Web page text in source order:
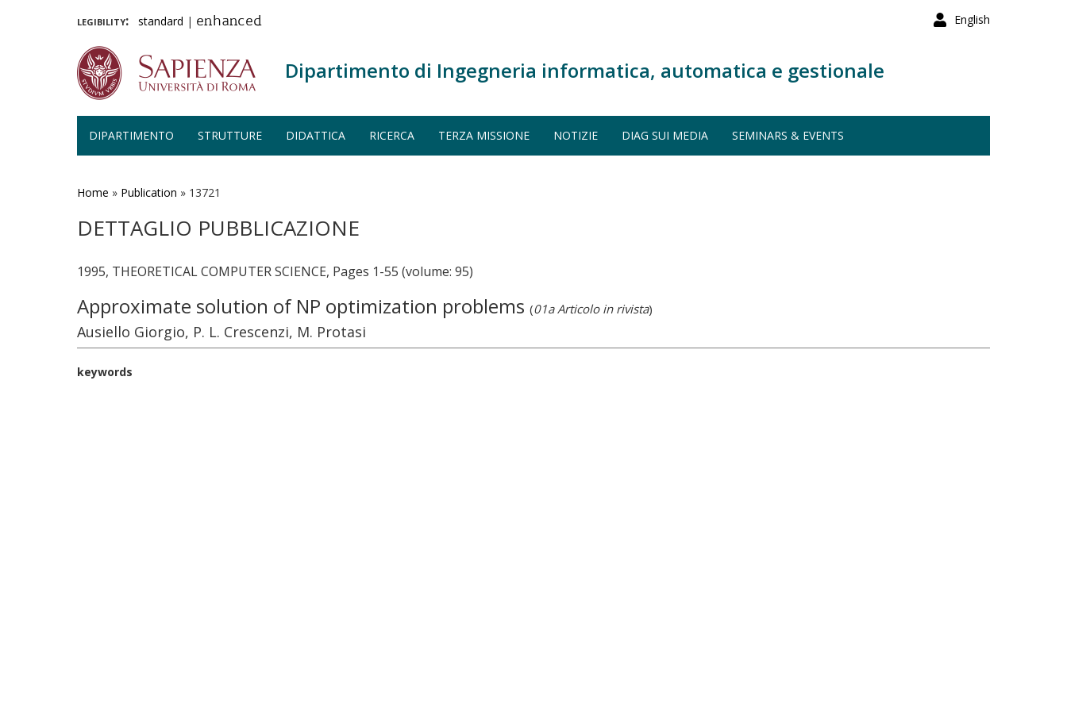
English
legibility: standard | enhanced
Dipartimento di Ingegneria informatica, automatica e gestionale
DIPARTIMENTO STRUTTURE DIDATTICA RICERCA TERZA MISSIONE NOTIZIE DIAG SUI MEDIA SEMINARS & EVENTS
Home » Publication » 13721
DETTAGLIO PUBBLICAZIONE
1995, THEORETICAL COMPUTER SCIENCE, Pages 1-55 (volume: 95)
Approximate solution of NP optimization problems (01a Articolo in rivista)
Ausiello Giorgio, P. L. Crescenzi, M. Protasi
keywords